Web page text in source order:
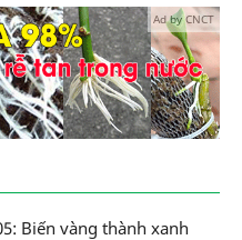
Ad by CNCT
Biến vàng thành xanh